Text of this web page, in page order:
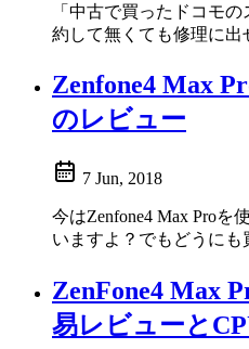
「中古で買ったドコモ
約して無くても修理に出
Zenfone4 Max
のレビュー
7 Jun, 2018
今はZenfone4 Max Proを
いますよ？でもどうにも
ZenFone4 Max
易レビューと